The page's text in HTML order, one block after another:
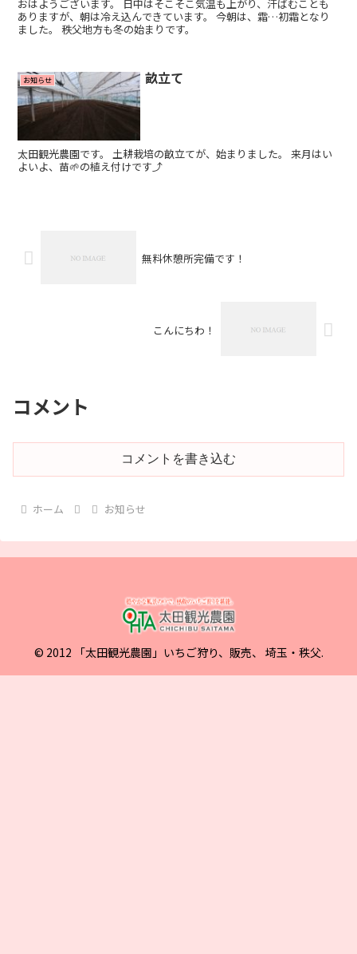
おはようございます。 日中はそこそこ気温も上がり、汗ばむことも
ありますが、朝は冷え込んできています。 今朝は、霜…初霜となり
ました。 秩父地方も冬の始まりです。
お知らせ 畝立て
太田観光農園です。 土耕栽培の畝立てが、始まりました。 来月はい
よいよ、苗🌱の植え付けです⤴️
無料休憩所完備です！
こんにちわ！
コメント
コメントを書き込む
ホーム お知らせ
© 2012 「太田観光農園」いちご狩り、販売、 埼玉・秩父.